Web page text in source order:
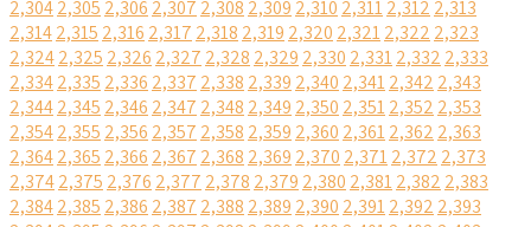
2,3042,305 2,306 2,307 2,308 2,309 2,310 2,3112,312 2,313
2,3142,315 2,316 2,317 2,318 2,319 2,320 2,3212,322 2,323
2,3242,325 2,326 2,327 2,328 2,329 2,330 2,3312,332 2,333
2,3342,335 2,336 2,337 2,338 2,339 2,340 2,3412,342 2,343
2,3442,345 2,346 2,347 2,348 2,349 2,350 2,3512,352 2,353
2,3542,355 2,356 2,357 2,358 2,359 2,360 2,3612,362 2,363
2,3642,365 2,366 2,367 2,368 2,369 2,370 2,3712,372 2,373
2,3742,375 2,376 2,377 2,378 2,379 2,380 2,3812,382 2,383
2,3842,385 2,386 2,387 2,388 2,389 2,390 2,3912,392 2,393